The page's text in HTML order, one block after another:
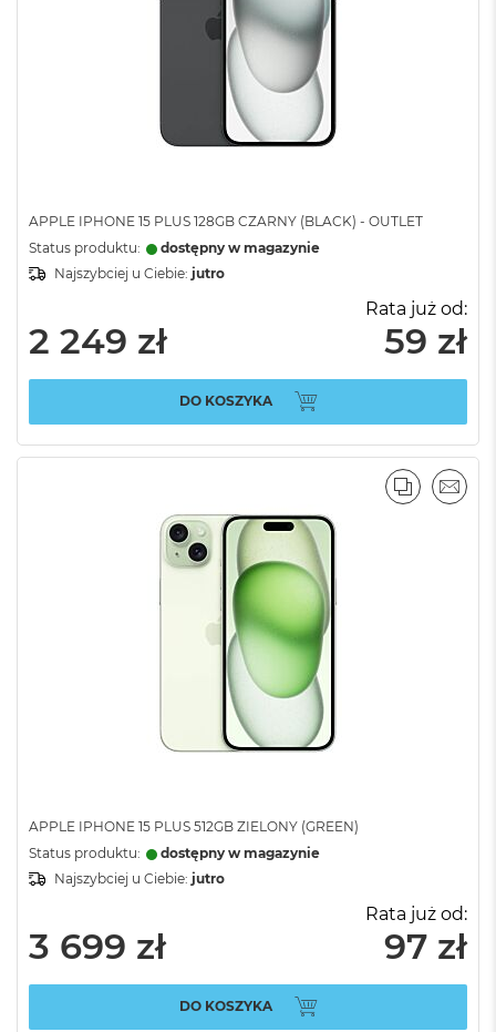
APPLE IPHONE 15 PLUS 128GB CZARNY (BLACK) - OUTLET
Status produktu:
dostępny w magazynie
Najszybciej u Ciebie: jutro
2 249 zł
Rata już od:
59 zł
DO KOSZYKA
APPLE IPHONE 15 PLUS 512GB ZIELONY (GREEN)
Status produktu:
dostępny w magazynie
Najszybciej u Ciebie: jutro
3 699 zł
Rata już od:
97 zł
DO KOSZYKA